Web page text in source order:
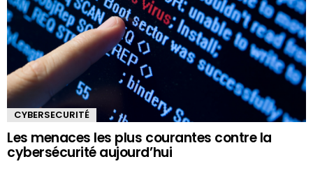
CYBERSECURITÉ
Les menaces les plus courantes contre la
cybersécurité aujourd’hui